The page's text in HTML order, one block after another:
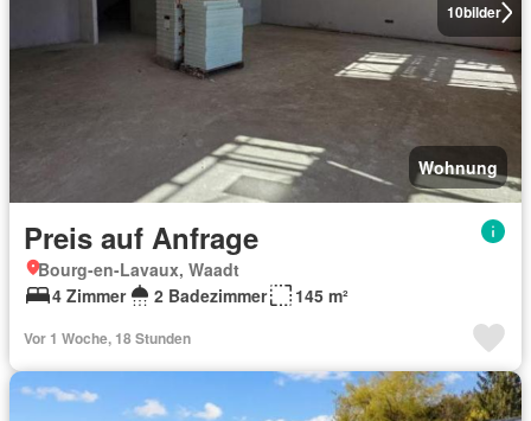
10bilder
Wohnung
Preis auf Anfrage
Bourg-en-Lavaux, Waadt
4 Zimmer
2 Badezimmer 145 m²
Vor 1 Woche, 18 Stunden